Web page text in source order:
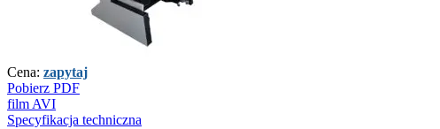
Cena: zapytaj
Pobierz PDF
film AVI
Specyfikacja techniczna